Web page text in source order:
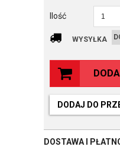
Ilość
WYSYŁKA
DODAJ DO
DOSTAWA I